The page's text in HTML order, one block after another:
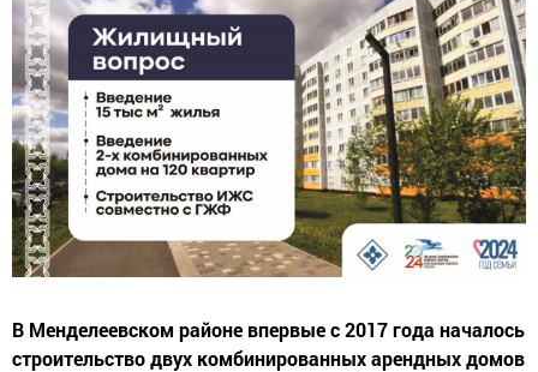
В Менделеевском районе впервые с 2017 года началось
строительство двух комбинированных арендных домов